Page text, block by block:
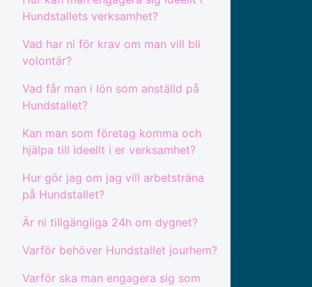
Hundstallets verksamhet?
Vad har ni för krav om man vill bli
volontär?
Vad får man i lön som anställd på
Hundstallet?
Kan man som företag komma och
hjälpa till ideellt i er verksamhet?
Hur gör jag om jag vill arbetsträna
på Hundstallet?
Är ni tillgängliga 24h om dygnet?
Varför behöver Hundstallet jourhem?
Varför ska man engagera sig som